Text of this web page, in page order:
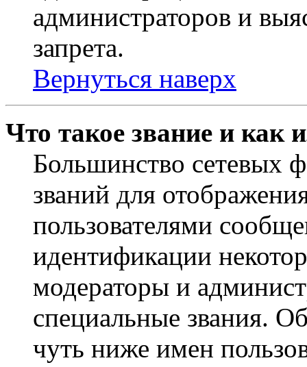
администраторов и
запрета.
Вернуться наверх
Что такое звание и как
Большинство сетевых
званий для
пользователями
идентификации
модераторы и
специальные звания.
чуть ниже имен